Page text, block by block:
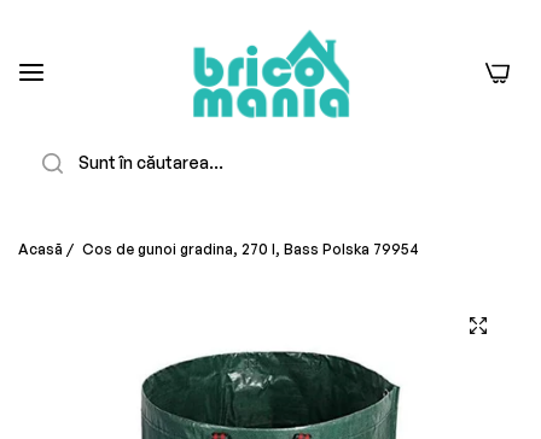
0
Acasă / Cos de gunoi gradina, 270 l, Bass Polska 79954